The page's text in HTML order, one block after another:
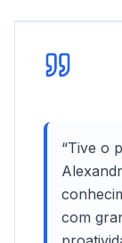
“Tive o
com